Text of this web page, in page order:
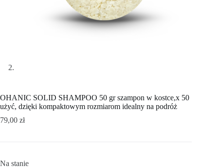
OHANIC SOLID SHAMPOO 50 gr szampon w kostce,x 50
użyć, dzięki kompaktowym rozmiarom idealny na podróż
79,00 zł
Na stanie